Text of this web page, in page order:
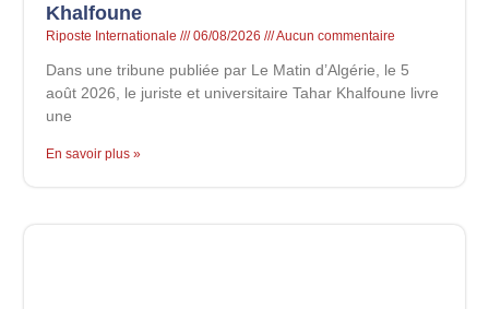
Khalfoune
Riposte Internationale 06/08/2026 Aucun commentaire
Dans une tribune publiée par Le Matin d’Algérie, le 5
août 2026, le juriste et universitaire Tahar Khalfoune livre
une
En savoir plus »